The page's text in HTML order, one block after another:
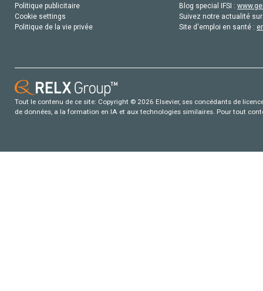
Politique publicitaire
Cookie settings
Politique de la vie privée
Blog special IFSI :
Suivez notre actualité
Site d'emploi en santé :
Tout le contenu de ce site: Copyright © 2026 Elsevier, ses concédants de
de données, a la formation en IA et aux technologies similaires. Pour tout